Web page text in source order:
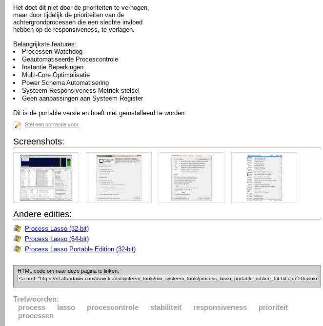
Het doet dit niet door de prioriteiten te verhogen,
maar door tijdelijk de prioriteiten van de
achtergrondprocessen die een slechte invloed
hebben op de responsiveness, te verlagen.
Belangrijkste features:
Processen Watchdog
Geautomatiseerde Procescontrole
Instantie Beperkingen
Multi-Core Optimalisatie
Power Schema Automatisering
Systeem Responsiveness Metriek stelsel
Geen aanpassingen aan Systeem Register
Dit is de portable versie en hoeft niet geïnstalleerd te worden.
Stel een correctie voor
Screenshots:
Andere edities:
Process Lasso (32-bit)
Process Lasso (64-bit)
Process Lasso Portable Edition (32-bit)
HTML code om naar deze pagina te linken:
Trefwoorden:
process
lasso procescontrole stabiliteit responsiveness
prioriteit
processen